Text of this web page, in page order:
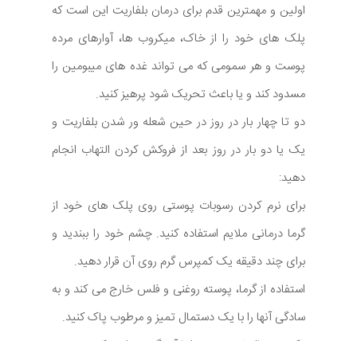
اولین و مهمترین قدم برای درمان بلفاریت این است که
پلک های خود را از خاک، میکروب ها، آوارهای مرده
پوست و هر سمومی که می تواند غده های میبومین را
مسدود کند و یا باعث تحریک شود پرهیز کنید.
دو تا چهار بار در روز در حین شعله ور شدن بلفاریت و
یک یا دو بار در روز بعد از فروکش کردن التهاب انجام
دهید:
برای نرم کردن رسوبات پوستی روی پلک های خود از
گرما درمانی ملایم استفاده کنید. چشم خود را ببندید و
برای چند دقیقه یک کمپرس گرم روی آن قرار دهید.
استفاده از گرما، پوسته روغنی و فلس خارج می کند و به
سادگی آنها را با یک دستمال تمیز و مرطوب پاک کنید.